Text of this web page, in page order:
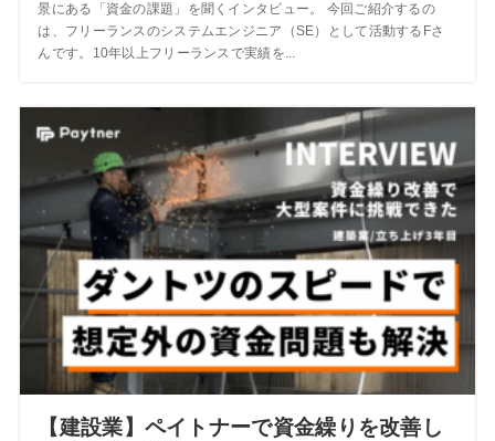
景にある「資金の課題」を聞くインタビュー。 今回ご紹介するの
は、フリーランスのシステムエンジニア（SE）として活動するFさ
んです。10年以上フリーランスで実績を...
【建設業】ペイトナーで資金繰りを改善し